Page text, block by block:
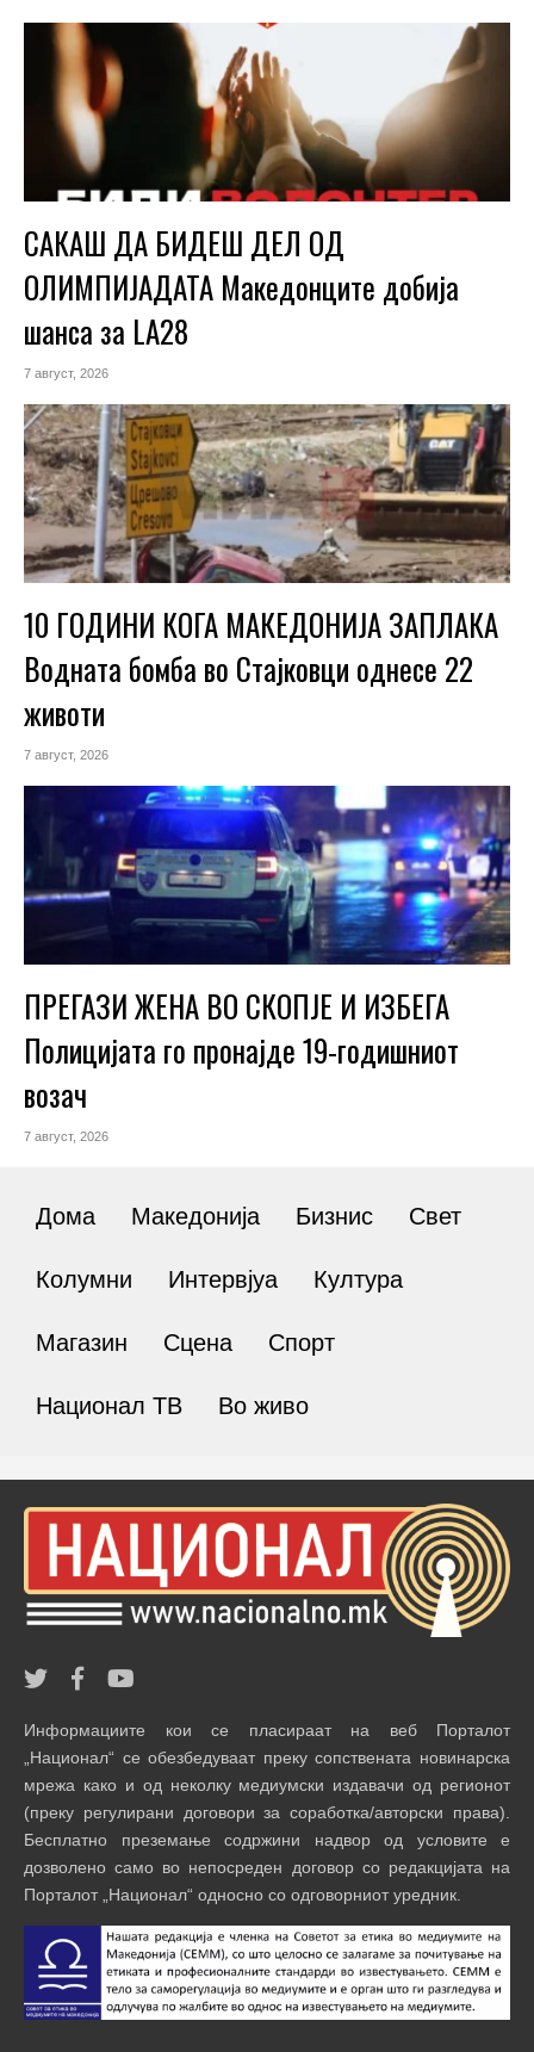
САКАШ ДА БИДЕШ ДЕЛ ОД
ОЛИМПИЈАДАТА Македонците добија
шанса за LA28
7 август, 2026
10 ГОДИНИ КОГА МАКЕДОНИЈА ЗАПЛАКА
Водната бомба во Стајковци однесе 22
животи
7 август, 2026
ПРЕГАЗИ ЖЕНА ВО СКОПЈЕ И ИЗБЕГА
Полицијата го пронајде 19-годишниот
возач
7 август, 2026
Дома Македонија Бизнис Свет
Колумни Интервјуа Култура
Магазин Сцена Спорт
Национал ТВ Во живо
Информациите кои се пласираат на веб Порталот
„Национал“ се обезбедуваат преку сопствената новинарска
мрежа како и од неколку медиумски издавачи од регионот
(преку регулирани договори за соработка/авторски права).
Бесплатно преземање содржини надвор од условите е
дозволено само во непосреден договор со редакцијата на
Порталот „Национал“ односно со одговорниот уредник.